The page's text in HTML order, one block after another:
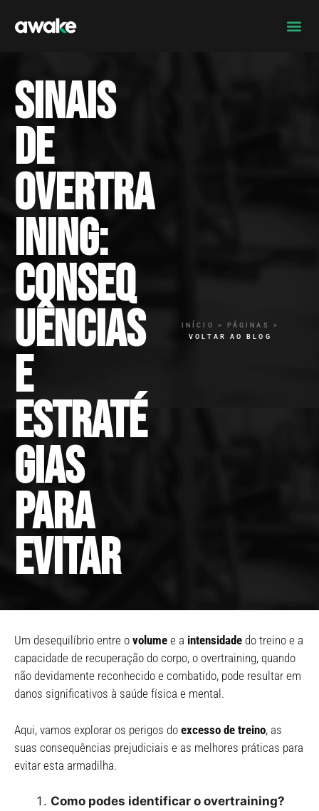
Sinais
de
overtra
ining:
Conseq
uências
e
estraté
gias
para
evitar
INÍCIO > PÁGINAS >
VOLTAR AO BLOG
Um desequilíbrio entre o volume e a intensidade do treino e a
capacidade de recuperação do corpo, o overtraining, quando
não devidamente reconhecido e combatido, pode resultar em
danos significativos à saúde física e mental.
Aqui, vamos explorar os perigos do excesso de treino, as
suas consequências prejudiciais e as melhores práticas para
evitar esta armadilha.
Como podes identificar o overtraining?